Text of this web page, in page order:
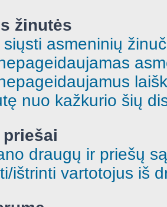
žinutės
asmeninių
nuo kažkurio šių
draugų ir priešų
ištrinti vartotojus iš